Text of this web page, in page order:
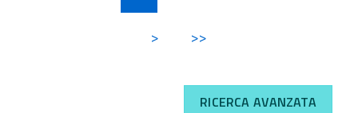
> >>
RICERCA AVANZATA